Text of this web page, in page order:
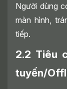
Người dùng
màn hình,
tiếp.
2.2 Tiêu
tuyến/